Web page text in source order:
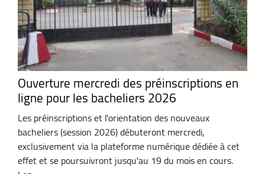
Ouverture mercredi des préinscriptions en
ligne pour les bacheliers 2026
Les préinscriptions et l'orientation des nouveaux
bacheliers (session 2026) débuteront mercredi,
exclusivement via la plateforme numérique dédiée à cet
effet et se poursuivront jusqu'au 19 du mois en cours.